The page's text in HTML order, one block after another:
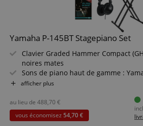
Yamaha P-145BT Stagepiano Set
Clavier Graded Hammer Compact
noires mates
Sons de piano haut de gamme :
résonance de la sourdine
Couleurs sonores : 10 sons incluant
Polyphonie 64 voix
303 morceaux pour apprendre
application Smart Pianist
afficher plus
au lieu de 488,70 €
vous économisez 54,70 €